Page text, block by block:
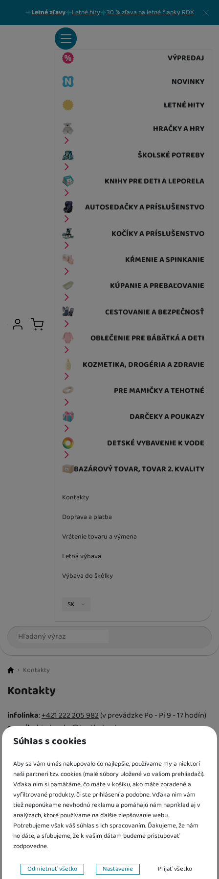
Súhlas s cookies
Aby sa vám u nás nakupovalo čo najlepšie, používame my a niektorí
naši partneri tzv. cookies (malé súbory uložené vo vašom prehliadači).
Vďaka nim si pamätáme, čo máte v košíku, ako máte zoradené a
vyfiltrované produkty, či ste prihlásení a podobne. Vďaka nim vám
tiež neponúkame nevhodnú reklamu a pomáhajú nám napríklad aj v
analýzach, ktoré používame na ďalšie zlepšovanie webu.
Potrebujeme však váš súhlas s ich spracovaním. Ďakujeme, že nám
ho dáte, a sľubujeme, že k vašim dátam budeme pristupovať
zodpovedne.
Nastavenie súhlasov s kategóriami cookies
Odmietnuť všetko Nastavenie Prijať všetko
Letné zľavy Letné hity 30 % zľava na letné čiapky RDX Zavrieť
VÝPREDAJ
NOVINKY
LETNÉ HITY
HRAČKY A HRY
ŠKOLSKÉ POTREBY
KNIHY PRE DETI A LEPORELA
AUTOSEDAČKY A PRÍSLUŠENSTVO
KOČÍKY A PRÍSLUŠENSTVO
KŔMENIE A SPINKANIE
KÚPANIE A PREBAĽOVANIE
CESTOVANIE A BEZPEČNOSŤ
OBLEČENIE PRE BÁBÄTKÁ A DETI
KOZMETIKA, DROGÉRIA A ZDRAVIE
PRE MAMIČKY A TEHOTNÉ
DARČEKY A POUKAZY
DETSKÉ VYBAVENIE K VODE
BAZÁROVÝ TOVAR, TOVAR 2. KVALITY
Kontakty
Doprava a platba
Vrátenie tovaru a výmena
Letná výbava
Výbava do škôlky
Jazyková verzia
SK
Vyhľadávanie
Užívateľská sekcia
Prihlásiť sa
Košík
Kontakty
Kontakty
infolinka:+421 222 205 982(v prevádzke Po - Pi 9 - 17 hodín)
e-mail:objednavky@bestbaby.sk
Prevádzkuje : Nejbaby s.r.o., Palackého třída 441/91,61200
IČO: 06410944
DIČ: CZ06410944
Bankové spojenie: CZ86 2010 0000 0024 0334 5037, SWIFT:
FIOBCZPPXXX
Osobné odbery po celej Slovenskej republike
prostredníctvom Packety:
Ponúkame Vám možnosť doručenia tovaru na viac ako 2659